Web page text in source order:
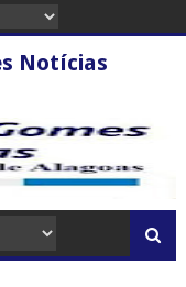
Notícias